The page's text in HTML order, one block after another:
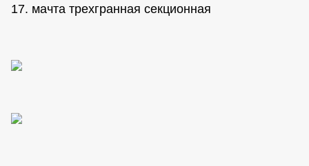
17. мачта трехгранная секционная